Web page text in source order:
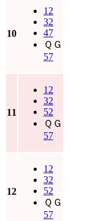
10
12
32
47
ＱＧ
57
11
12
32
52
ＱＧ
57
12
12
32
52
ＱＧ
57